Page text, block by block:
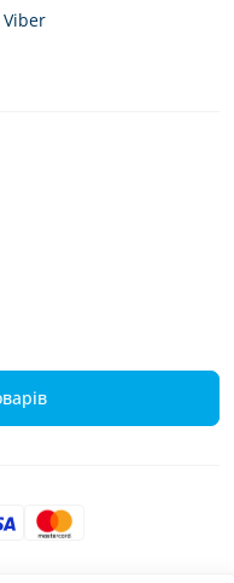
Viber